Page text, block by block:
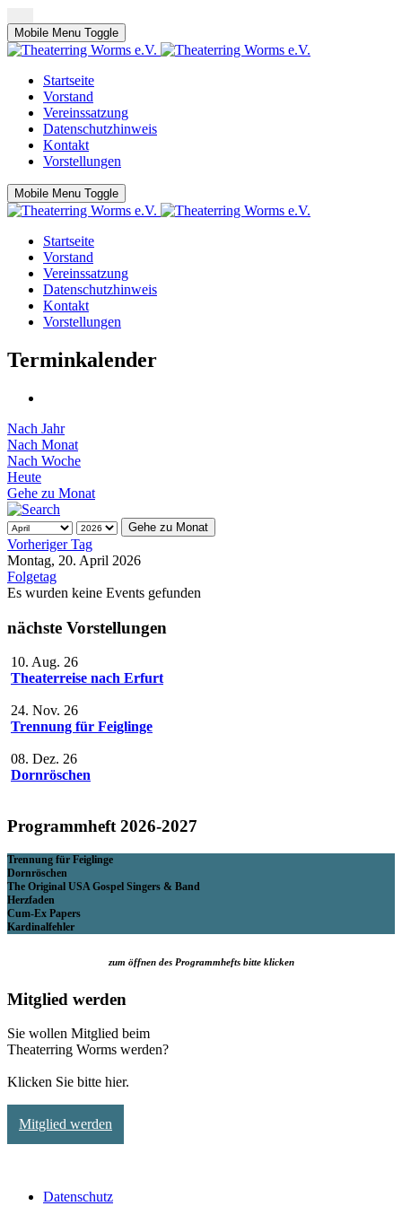
Mobile Menu Toggle
Startseite
Vorstand
Vereinssatzung
Datenschutzhinweis
Kontakt
Vorstellungen
Mobile Menu Toggle
Startseite
Vorstand
Vereinssatzung
Datenschutzhinweis
Kontakt
Vorstellungen
Terminkalender
Nach Jahr
Nach Monat
Nach Woche
Heute
Gehe zu Monat
Gehe zu Monat
Vorheriger Tag
Montag, 20. April 2026
Folgetag
Es wurden keine Events gefunden
nächste Vorstellungen
10. Aug. 26
Theaterreise nach Erfurt
24. Nov. 26
Trennung für Feiglinge
08. Dez. 26
Dornröschen
Programmheft 2026-2027
Trennung für Feiglinge
Dornröschen
The Original USA Gospel Singers & Band
Herzfaden
Cum-Ex Papers
Kardinalfehler
zum öffnen des Programmhefts bitte klicken
Mitglied werden
Sie wollen Mitglied beim
Theaterring Worms werden?
Klicken Sie bitte hier.
Mitglied werden
Datenschutz